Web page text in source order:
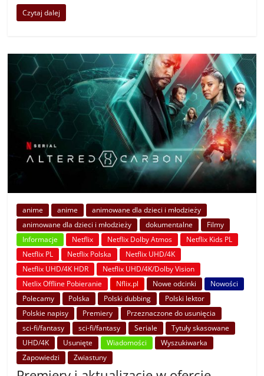
Czytaj dalej
anime anime
animowane dla dzieci i młodzieży
animowane dla dzieci i młodzieży
dokumentalne
Filmy
Informacje
Netflix Netflix Dolby Atmos
Netflix Kids PL
Netflix PL
Netflix Polska
Netflix UHD/4K
Netflix UHD/4K HDR
Netflix UHD/4K/Dolby Vision
Netlix Offline Pobieranie
Nflix.pl Nowe odcinki
Nowości
Polecamy
Polska Polski dubbing
Polski lektor
Polskie napisy
Premiery
Przeznaczone do usunięcia
sci-fi/fantasy
sci-fi/fantasy Seriale
Tytuły skasowane
UHD/4K
Usunięte Wiadomości
Wyszukiwarka
Zapowiedzi
Zwiastuny